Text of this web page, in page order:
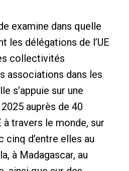
examine dans quelle
les délégations de l’UE
collectivités
associations dans les
s’appuie sur une
auprès de 40
à travers le monde, sur
cinq d’entre elles au
à Madagascar, au